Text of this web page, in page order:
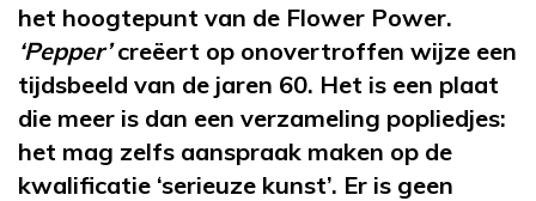
het hoogtepunt van de Flower Power.
‘Pepper’creëert op onovertroffen wijze een
tijdsbeeld van de jaren 60. Het is een plaat
die meer is dan een verzameling popliedjes:
het mag zelfs aanspraak maken op de
kwalificatie ‘serieuze kunst’. Er is geen